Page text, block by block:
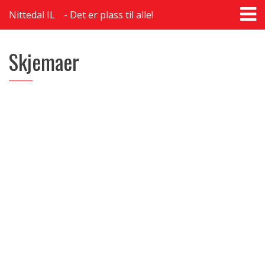
Nittedal IL Det er plass til alle!
Skjemaer